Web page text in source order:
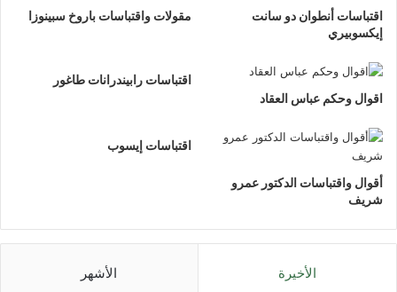
اقتباسات أنطوان دو سانت
إيكسوبيري
مقولات واقتباسات باروخ سبينوزا
اقوال وحكم عباس العقاد
اقتباسات رابيندرانات طاغور
أقوال واقتباسات الدكتور عمرو
شريف
اقتباسات إيسوب
الأخيرة الأشهر